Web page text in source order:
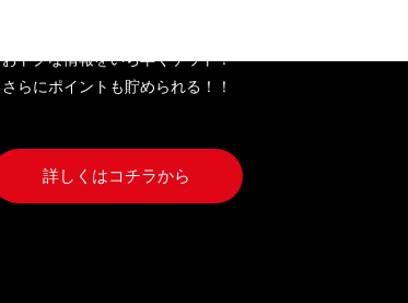
おトクな情報をいち早くゲット！
さらにポイントも貯められる！！
詳しくはコチラから